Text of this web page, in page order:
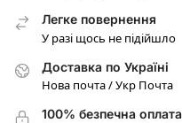
Легке повернення
У разі щось не підійшло
Доставка по Україні
Нова почта / Укр Почта
100% безпечна оплата